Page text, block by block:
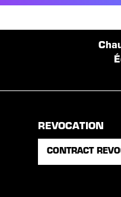
REVOCATION
CONTRACT